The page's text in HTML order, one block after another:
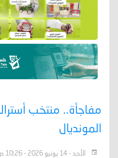
مفاجأة.. منتخب
المونديال
الأحد - 14 يونيو 2026 - 10:26 ص بتوقيت عدن